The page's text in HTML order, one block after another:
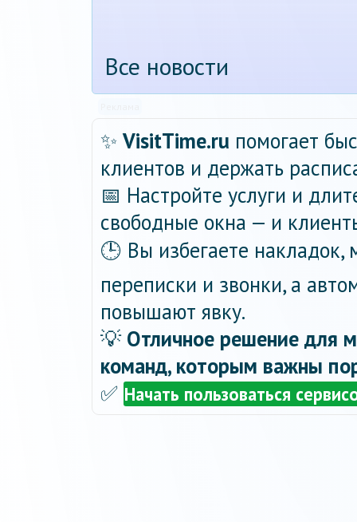
Все новости
✨ VisitTime.ru помогает
клиентов и держать
📅 Настройте услуги и
свободные окна — и
🕒 Вы избегаете
переписки и звонки, а
повышают явку.
💡 Отличное решение для
команд, которым важны
✅ Начать пользоваться